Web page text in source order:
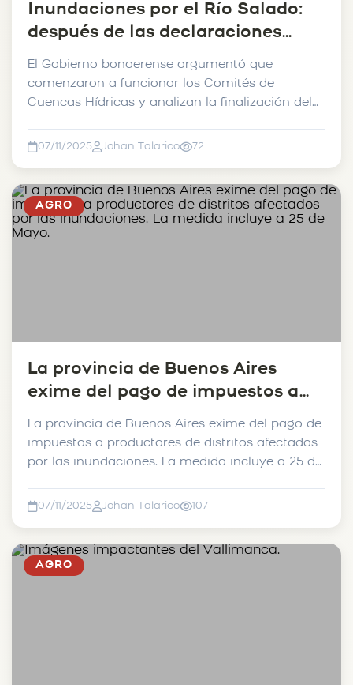
Inundaciones por el Río Salado:
después de las declaraciones
cruzadas, funcionarios de Nación
y Kicillof se reunieron en 9 de
Julio.
El Gobierno bonaerense argumentó que
comenzaron a funcionar los Comités de
Cuencas Hídricas y analizan la finalización del
07/11/2025 Johan Talarico 72
AGRO
La provincia de Buenos Aires
exime del pago de impuestos a
productores de distritos afectados
por las inundaciones. La medida
incluye a 25 de Mayo.
La provincia de Buenos Aires exime del pago de
impuestos a productores de distritos afectados
por las inundaciones. La medida incluye a 25 de
07/11/2025 Johan Talarico 107
AGRO